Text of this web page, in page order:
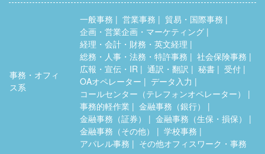
事務・オフィ
ス系
一般事務 営業事務
貿易・国際事務
企画・営業企画・マーケティング
経理・会計・財務・英文経理
総務・人事・法務・特許事務
社会保険事務
広報・宣伝・IR
通訳・翻訳 秘書
受付
OAオペレーター
データ入力
コールセンター（テレフォンオペレーター）
事務的軽作業
金融事務（銀行）
金融事務（証券）
金融事務（生保・損保）
金融事務（その他）
学校事務
アパレル事務
その他オフィスワーク・事務